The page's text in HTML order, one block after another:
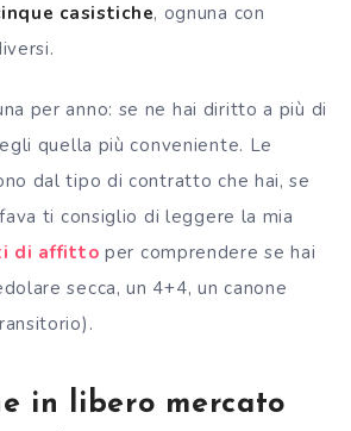
casistiche, ognuna con
per anno: se ne hai diritto a più di
quella più conveniente. Le
dal tipo di contratto che hai, se
ti consiglio di leggere la mia
di affitto per comprendere se hai
secca, un 4+4, un canone
in libero mercato